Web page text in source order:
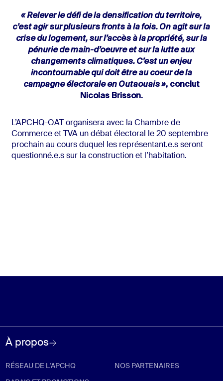
« Relever le défi de la densification du territoire,
c’est agir sur plusieurs fronts à la fois. On agitsur la
crise du logement, sur l’accès à la propriété, sur la
pénurie de main-d’oeuvre et sur lalutte aux
changements climatiques. C’est un enjeu
incontournable qui doit être au coeur de la
campagne électorale en Outaouais », conclut
Nicolas Brisson.
L’APCHQ-OAT organisera avec la Chambre de
Commerce et TVA un débat électoral le 20 septembre
prochain au cours duquel les représentant.e.s seront
questionné.e.s sur la construction et l’habitation.
À propos
RÉSEAU DE L'APCHQ NOS PARTENAIRES